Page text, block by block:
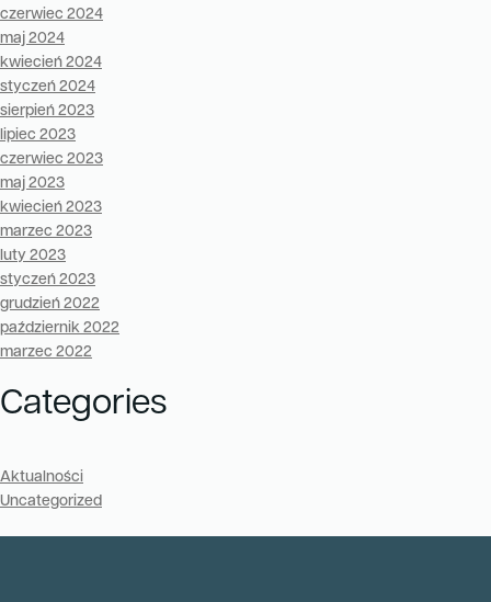
czerwiec 2024
maj 2024
kwiecień 2024
styczeń 2024
sierpień 2023
lipiec 2023
czerwiec 2023
maj 2023
kwiecień 2023
marzec 2023
luty 2023
styczeń 2023
grudzień 2022
październik 2022
marzec 2022
Categories
Aktualności
Uncategorized